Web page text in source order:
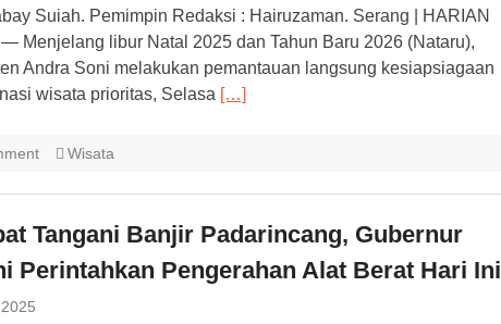
Suiah. Pemimpin Redaksi : Hairuzaman. Serang | HARIAN
Menjelang libur Natal 2025 dan Tahun Baru 2026 (Nataru),
Andra Soni melakukan pemantauan langsung kesiapsiagaan
wisata prioritas, Selasa […]
Wisata
Tangani Banjir Padarincang, Gubernur
Perintahkan Pengerahan Alat Berat Hari Ini